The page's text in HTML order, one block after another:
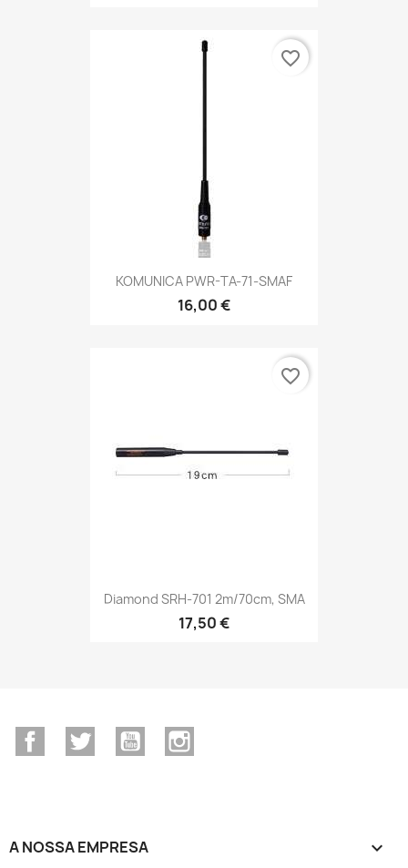
KOMUNICA PWR-TA-71-SMAF
16,00 €
favorite_border
Diamond SRH-701 2m/70cm, SMA
17,50 €
favorite_border
FacebookTwitter YouTube
A NOSSA EMPRESA 